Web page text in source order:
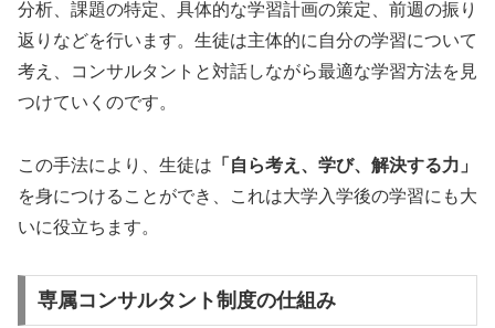
分析、課題の特定、具体的な学習計画の策定、前週の振り
返りなどを行います。生徒は主体的に自分の学習について
考え、コンサルタントと対話しながら最適な学習方法を見
つけていくのです。
この手法により、生徒は 「自ら考え、学び、解決する力」
を身につけることができ、これは大学入学後の学習にも大
いに役立ちます。
専属コンサルタント制度の仕組み